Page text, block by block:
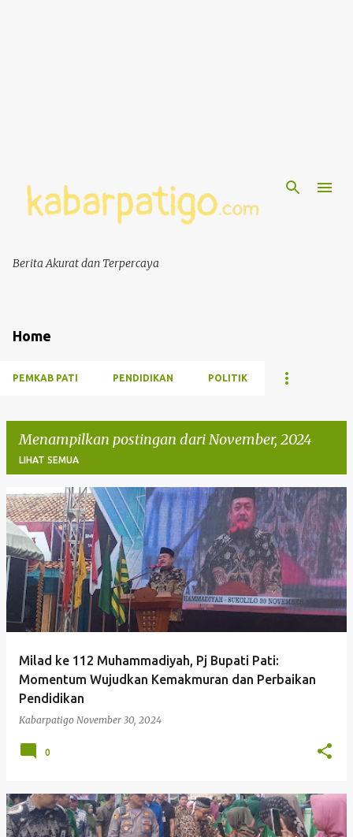
Berita Akurat dan Terpercaya
Home
PEMKAB PATI PENDIDIKAN POLITIK
Menampilkan postingan dari November, 2024
LIHAT SEMUA
P
o
s
t
n
Milad ke 112 Muhammadiyah, Pj Bupati Pati:
Momentum Wujudkan Kemakmuran dan Perbaikan
Pendidikan
Kabarpatigo November 30, 2024
0
Kabarpatigo